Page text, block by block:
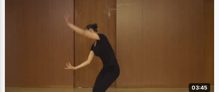
03:45